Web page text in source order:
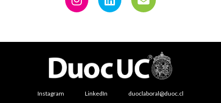
Instagram LinkedIn duoclaboral@duoc.cl